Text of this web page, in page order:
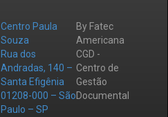
Centro Paula
Souza
Rua dos
Andradas, 140 –
Santa Efigênia
01208-000 – São
Paulo – SP
By Fatec
Americana
CGD -
Centro de
Gestão
Documental